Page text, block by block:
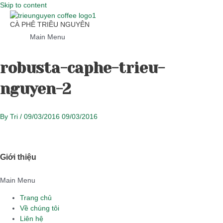
Skip to content
CÀ PHÊ TRIỀU NGUYÊN
Main Menu
robusta-caphe-trieu-
nguyen-2
By Tri / 09/03/2016 09/03/2016
Giới thiệu
Main Menu
Trang chủ
Về chúng tôi
Liên hệ